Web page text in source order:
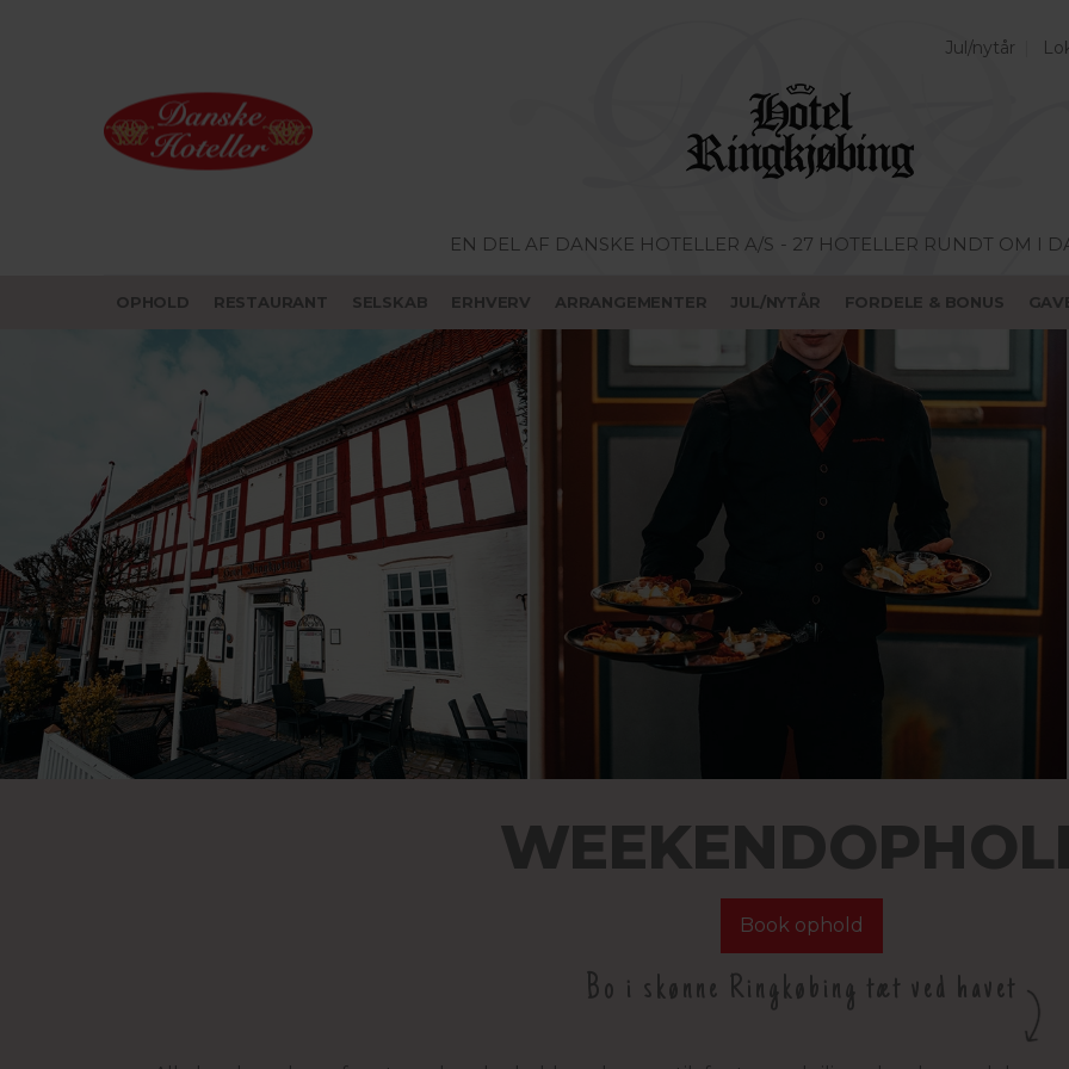
Jul/nytår
EN DEL AF DANSKE HOTELLER A/S - 27 HOTELLER RUNDT OM I
OPHOLD RESTAURANT SELSKAB ERHVERV ARRANGEMENTER JUL/NYTÅR FORDELE & BONUS
Book ophold
Bo i skønne Ringkøbing tæt ved havet